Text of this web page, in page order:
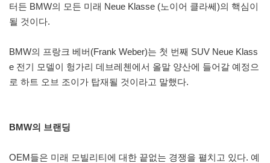
터든 BMW의 모든 미래 Neue Klasse (노이어 클라쎄)의 핵심이
될 것이다.
BMW의 프랑크 베버(Frank Weber)는 첫 번째 SUV Neue Klass
e 전기 모델이 헝가리 데브레첸에서 올말 양산에 들어갈 예정으
로 하트 오브 조이가 탑재될 것이라고 말했다.
BMW의 브랜딩
OEM들은 미래 모빌리티에 대한 끝없는 경쟁을 펼치고 있다. 예